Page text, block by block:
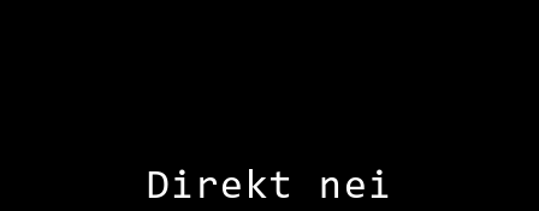
Direkt nei